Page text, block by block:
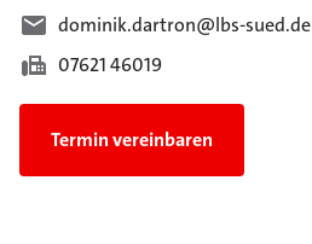
dominik.dartron@lbs-sued.de
07621 46019
Termin vereinbaren